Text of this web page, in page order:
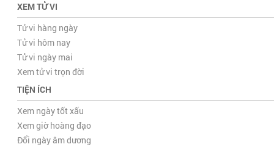
XEM TỬ VI
Tử vi hàng ngày
Tử vi hôm nay
Tử vi ngày mai
Xem tử vi trọn đời
TIỆN ÍCH
Xem ngày tốt xấu
Xem giờ hoàng đạo
Đổi ngày âm dương